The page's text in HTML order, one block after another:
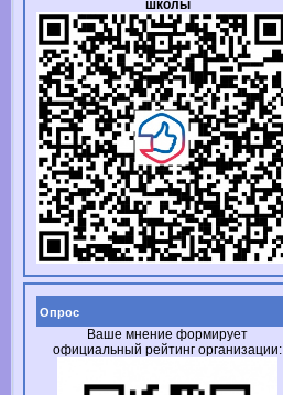
школы
Опрос
Ваше мнение формирует
официальный рейтинг организации: